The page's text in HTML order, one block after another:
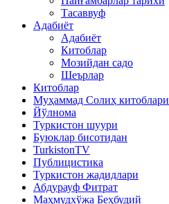
Тасаввуф
Адабиёт
Адабиёт
Китоблар
Мозийдан садо
Шеърлар
Китоблар
Муҳаммад Солиҳ китоблари
Йўлнома
Туркистон шуури
Буюклар бисотидан
TurkistonTV
Публицистика
Туркистон жадидлари
Абдурауф Фитрат
Маҳмудхўжа Беҳбудий